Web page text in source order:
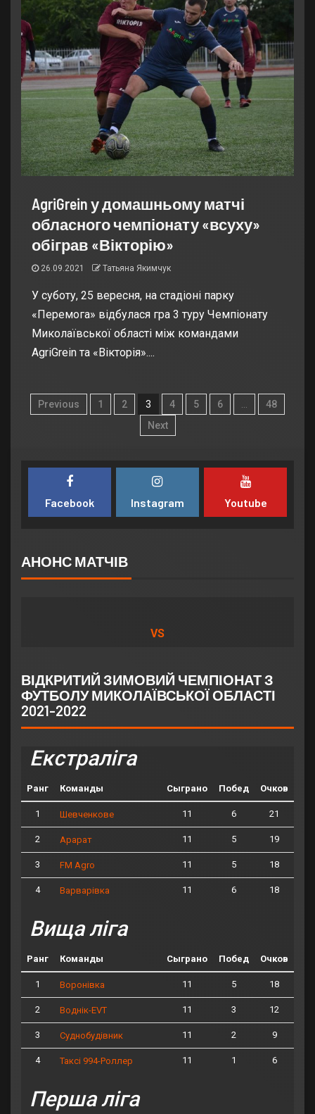
AgriGrein у домашньому матчі
обласного чемпіонату «всуху»
обіграв «Вікторію»
26.09.2021 Татьяна Якимчук
У суботу, 25 вересня, на стадіоні парку
«Перемога» відбулася гра 3 туру Чемпіонату
Миколаївської області між командами
AgriGrein та «Вікторія»....
Previous 1 2 3 4 5 6
48
Next
Facebook Instagram Youtube
АНОНС МАТЧІВ
VS
ВІДКРИТИЙ ЗИМОВИЙ ЧЕМПІОНАТ З
ФУТБОЛУ МИКОЛАЇВСЬКОЇ ОБЛАСТІ
2021-2022
Екстраліга
Ранг Команды Сыграно Побед Очков
1 Шевченкове 11 6 21
2 Арарат 11 5 19
3 FM Agro 11 5 18
4 Варварівка 11 6 18
Вища ліга
Ранг Команды Сыграно Побед Очков
1 Воронівка 11 5 18
2 Воднік-EVT 11 3 12
3 Суднобудівник 11 2 9
4 Таксі 994-Роллер 11 1 6
Перша ліга